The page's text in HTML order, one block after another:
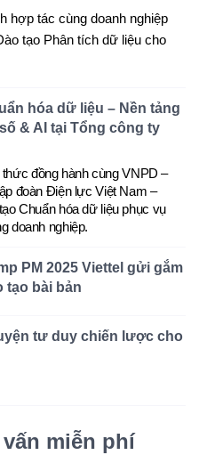
hợp tác cùng doanh nghiệp
tạo Phân tích dữ liệu cho
hóa dữ liệu – Nền tảng
& AI tại Tổng công ty
thức đồng hành cùngVNPD –
đoàn Điện lực Việt Nam –
Chuẩn hóa dữ liệu phục vụ
doanh nghiệp.
PM 2025 Viettel gửi gắm
tạo bài bản
tư duy chiến lược cho
miễn phí